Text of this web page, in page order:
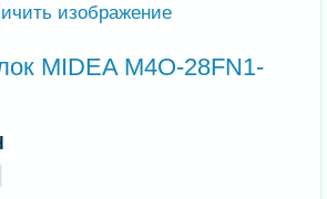
изображение
MIDEA M4O-28FN1-